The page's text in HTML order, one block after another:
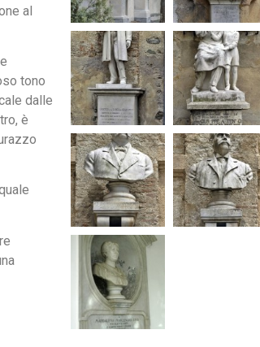
al
tono
dalle
è